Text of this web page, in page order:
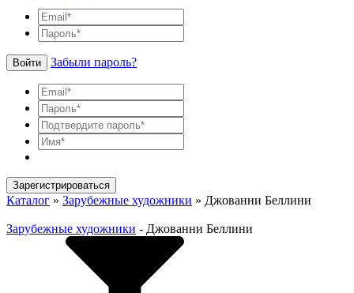
Войти Забыли пароль?
Зарегистрироваться
Каталог » Зарубежные художники » Джованни Беллини
Зарубежные художники - Джованни Беллини